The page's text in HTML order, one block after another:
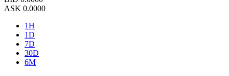
ASK 0.0000
1H
1D
7D
30D
6M